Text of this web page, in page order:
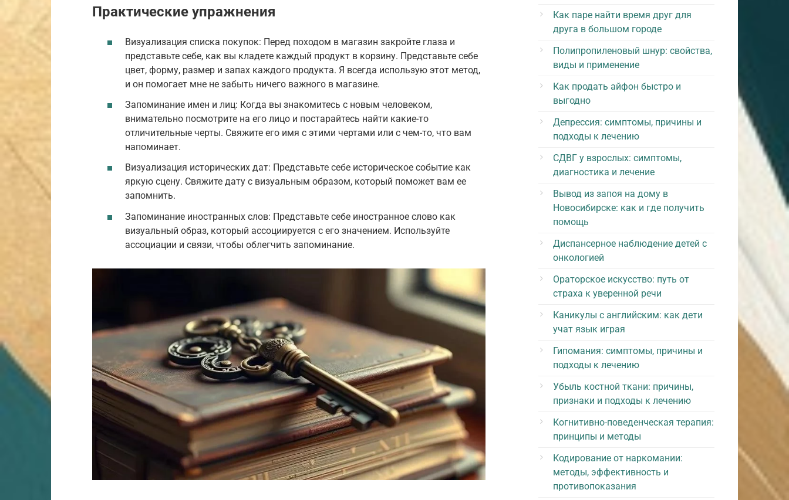
Практические упражнения
Визуализация списка покупок: Перед походом в магазин закройте глаза и
представьте себе, как вы кладете каждый продукт в корзину. Представьте себе
цвет, форму, размер и запах каждого продукта. Я всегда использую этот метод,
и он помогает мне не забыть ничего важного в магазине.
Запоминание имен и лиц: Когда вы знакомитесь с новым человеком,
внимательно посмотрите на его лицо и постарайтесь найти какие-то
отличительные черты. Свяжите его имя с этими чертами или с чем-то, что вам
напоминает.
Визуализация исторических дат: Представьте себе историческое событие как
яркую сцену. Свяжите дату с визуальным образом, который поможет вам ее
запомнить.
Запоминание иностранных слов: Представьте себе иностранное слово как
визуальный образ, который ассоциируется с его значением. Используйте
ассоциации и связи, чтобы облегчить запоминание.
Как паре найти время друг для
друга в большом городе
Полипропиленовый шнур: свойства,
виды и применение
Как продать айфон быстро и
выгодно
Депрессия: симптомы, причины и
подходы к лечению
СДВГ у взрослых: симптомы,
диагностика и лечение
Вывод из запоя на дому в
Новосибирске: как и где получить
помощь
Диспансерное наблюдение детей с
онкологией
Ораторское искусство: путь от
страха к уверенной речи
Каникулы с английским: как дети
учат язык играя
Гипомания: симптомы, причины и
подходы к лечению
Убыль костной ткани: причины,
признаки и подходы к лечению
Когнитивно-поведенческая терапия:
принципы и методы
Кодирование от наркомании:
методы, эффективность и
противопоказания